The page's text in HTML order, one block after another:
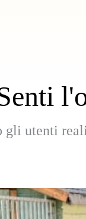
gli utenti